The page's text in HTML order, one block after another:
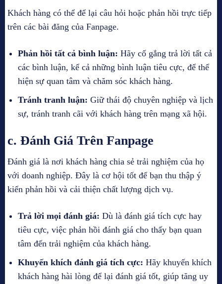
Khách hàng có thể để lại câu hỏi hoặc phản hồi trực tiếp
trên các bài đăng của Fanpage.
Phản hồi tất cả bình luận: Hãy cố gắng trả lời tất cả
các bình luận, kể cả những bình luận tiêu cực, để thể
hiện sự quan tâm và chăm sóc khách hàng.
Tránh tranh luận: Giữ thái độ chuyên nghiệp và lịch
sự, tránh tranh cãi với khách hàng trên mạng xã hội.
c. Đánh Giá Trên Fanpage
Đánh giá là nơi khách hàng chia sẻ trải nghiệm của họ
với doanh nghiệp. Đây là cơ hội tốt để bạn thu thập ý
kiến phản hồi và cải thiện chất lượng dịch vụ.
Trả lời mọi đánh giá: Dù là đánh giá tích cực hay
tiêu cực, việc phản hồi đánh giá cho thấy bạn quan
tâm đến trải nghiệm của khách hàng.
Khuyến khích đánh giá tích cực: Hãy khuyến khích
khách hàng hài lòng để lại đánh giá tốt, giúp tăng uy